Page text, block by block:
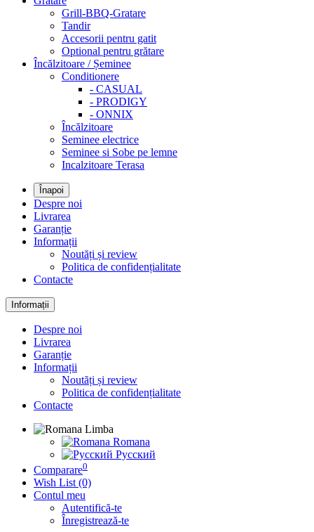
Grill-BBQ-Gratare
Tandir
Accesorii pentru gatit
Optional pentru grătare
Încălzitoare / Șeminee
Conditionere
- CASUAL
- PRODIGY
- ONNIX
Încălzitoare
Seminee electrice
Seminee si Sobe pe lemne
Incalzitoare Terasa
Înapoi
Despre noi
Livrarea
Garanție
Informații
Noutăți și review
Politica de confidențialitate
Contacte
Informații
Despre noi
Livrarea
Garanție
Informații
Noutăți și review
Politica de confidențialitate
Contacte
Limba
Romana
Русский
Comparare0
Wish List (0)
Contul meu
Autentifică-te
Înregistrează-te